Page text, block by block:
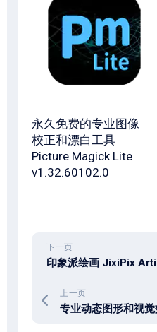
永久免费的专业图像
校正和漂白工具
Picture Magick Lite
v1.32.60102.0
下一页
上一页